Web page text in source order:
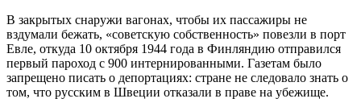
В закрытых снаружи вагонах, чтобы их пассажиры не
вздумали бежать, «советскую собственность» повезли в порт
Евле, откуда 10 октября 1944 года в Финляндию отправился
первый пароход с 900 интернированными. Газетам было
запрещено писать о депортациях: стране не следовало знать о
том, что русским в Швеции отказали в праве на убежище.